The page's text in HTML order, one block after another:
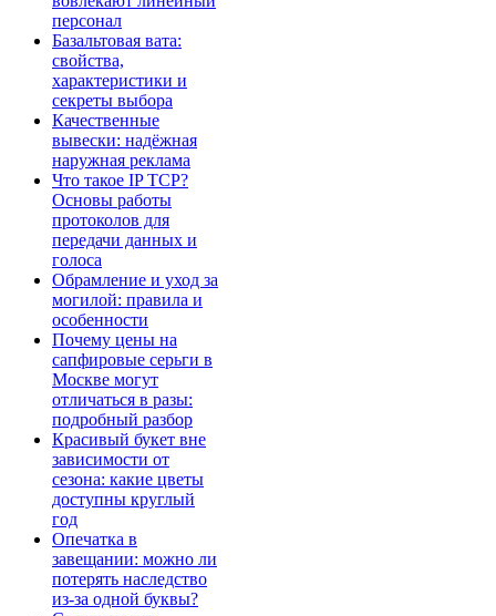
персонал
Базальтовая вата:
свойства,
характеристики и
секреты выбора
Качественные
вывески: надёжная
наружная реклама
Что такое IP TCP?
Основы работы
протоколов для
передачи данных и
голоса
Обрамление и уход за
могилой: правила и
особенности
Почему цены на
сапфировые серьги в
Москве могут
отличаться в разы:
подробный разбор
Красивый букет вне
зависимости от
сезона: какие цветы
доступны круглый
год
Опечатка в
завещании: можно ли
потерять наследство
из-за одной буквы?